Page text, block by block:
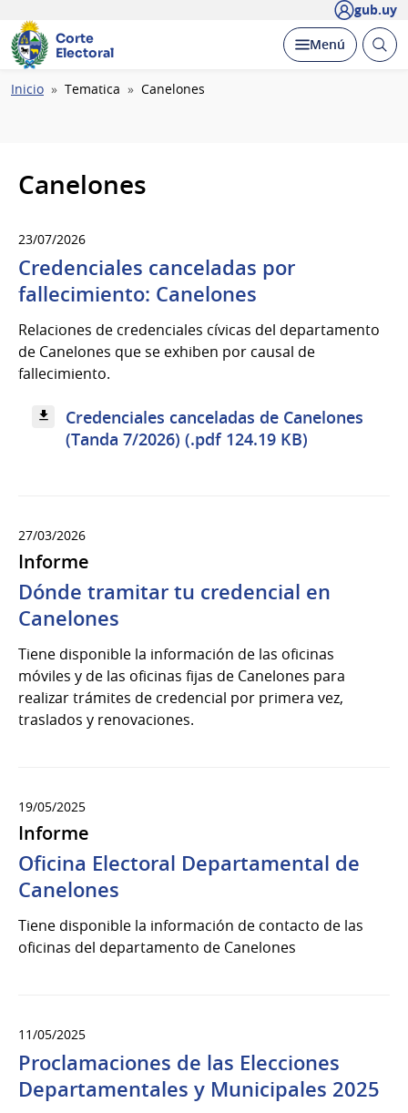
gub.uy
Corte
Electoral
Desplegar
Menú Abrir
Ruta
Inicio Tematica Canelones
Canelones
23/07/2026
Credenciales canceladas por
fallecimiento: Canelones
Relaciones de credenciales cívicas del departamento
de Canelones que se exhiben por causal de
fallecimiento.
Credenciales canceladas de Canelones
(Tanda 7/2026) (.pdf 124.19 KB)
27/03/2026
Informe
Dónde tramitar tu credencial en
Canelones
Tiene disponible la información de las oficinas
móviles y de las oficinas fijas de Canelones para
realizar trámites de credencial por primera vez,
traslados y renovaciones.
19/05/2025
Informe
Oficina Electoral Departamental de
Canelones
Tiene disponible la información de contacto de las
oficinas del departamento de Canelones
11/05/2025
Proclamaciones de las Elecciones
Departamentales y Municipales 2025